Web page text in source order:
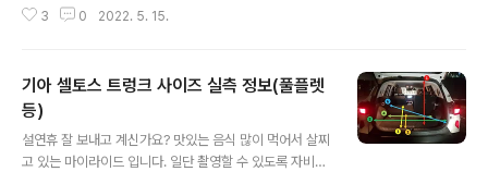
원 중 한 분이 제주 여행을 다녀오게 되면서 K5 가스차량
네요? 평소에 차에 관심이 없으신 분인지라 그거는 잘 모르
겠고, 확실히 트렁크에 커다란 가스 봄베가 있었다고 합니
다. 현대기아에서 판매하고 있는 중형차는 8세대 쏘나타,
3세대 K5가 각각 최신 모델인데 새로운 플랫폼이 적용되
었으며 LPG모델 모두 기존 트렁크에 들어가던 봄베에서
3 0 2022. 5. 15.
기아 셀토스 트렁크 사이즈 실측 정보(풀플렛
등)
설연휴 잘 보내고 계신가요? 맛있는 음식 많이 먹어서 살찌
고 있는 마이라이드 입니다. 일단 촬영할 수 있도록 자비로